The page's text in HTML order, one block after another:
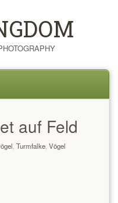
auf Feld
Turmfalke, Vögel